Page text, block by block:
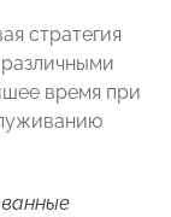
стратегия
время при